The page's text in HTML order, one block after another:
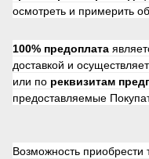
осмотреть и примерить
100% предоплата
доставкой и
или по реквизитам
предоставляемые
Возможность приобрести